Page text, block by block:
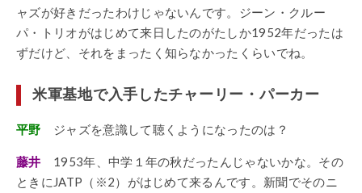
ャズが好きだったわけじゃないんです。ジーン・クルー
パ・トリオがはじめて来日したのがたしか1952年だったは
ずだけど、それをまったく知らなかったくらいでね。
米軍基地で入手したチャーリー・パーカー
平野 ジャズを意識して聴くようになったのは？
藤井 1953年、中学１年の秋だったんじゃないかな。その
ときにJATP（※2）がはじめて来るんです。新聞でそのニ